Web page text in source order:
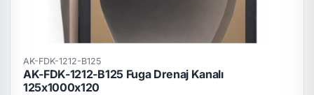
AK-FDK-1212-B125
AK-FDK-1212-B125 Fuga Drenaj Kanalı
125x1000x120